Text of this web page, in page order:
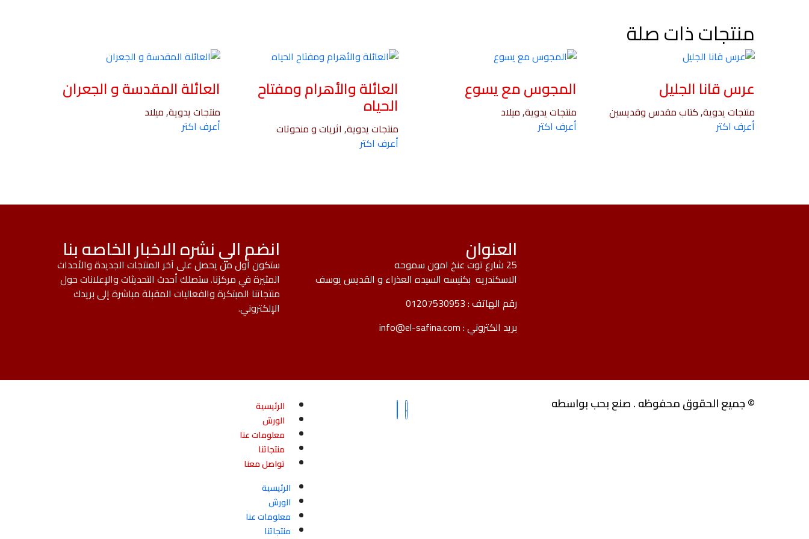
منتجات ذات صلة
عرس قانا الجليل
منتجات يدوية, كتاب مقدس وقديسين
أعرف اكتر
المجوس مع يسوع
منتجات يدوية, ميلاد
أعرف اكتر
العائلة والأهرام ومفتاح
الحياه
منتجات يدوية, اثريات و منحوتات
أعرف اكتر
العائلة المقدسة و الجعران
منتجات يدوية, ميلاد
أعرف اكتر
العنوان
25 شارع توت عنخ امون سموحه
الاسكندريه بكنيسه السيده العذراء و القديس يوسف
رقم الهاتف :01207530953
بريد الكتروني :info@el-safina.com
انضم الي نشره الاخبار الخاصه بنا
ستكون أول من يحصل على آخر المنتجات الجديدة والأحداث
المثيرة في مركزنا. ستصلك أحدث التحديثات والإعلانات حول
منتجاتنا المبتكرة والفعاليات المقبلة مباشرة إلى بريدك
الإلكتروني.
© جميع الحقوق محفوظه . صنع بحب بواسطه
الرئيسية
الورش
معلومات عنا
منتجاتنا
تواصل معنا
الرئيسية
الورش
معلومات عنا
منتجاتنا